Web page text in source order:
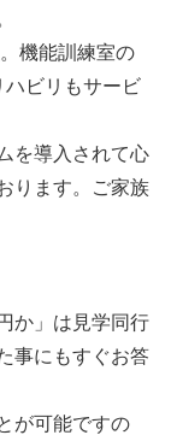
機能訓練室の
ビリもサービ
を導入されて心
ります。ご家族
か」は見学同行
事にもすぐお答
が可能ですの